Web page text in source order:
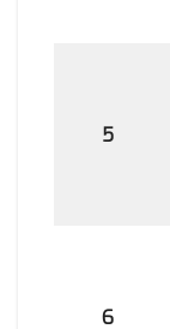
5
6